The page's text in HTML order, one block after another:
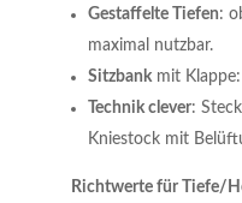
Gestaffelte Tiefen:
maximal nutzbar.
Sitzbankmit Klappe:
Technik clever:
Kniestock mit
Richtwerte für Tiefe/